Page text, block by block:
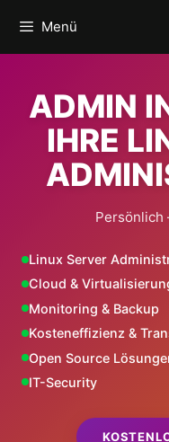
Inhalt
springen
Menü
ADMIN
IHRE
Persönlich
Linux Server
Cloud &
Monitoring & Backup
Kosteneffizienz &
Open Source
IT-Security